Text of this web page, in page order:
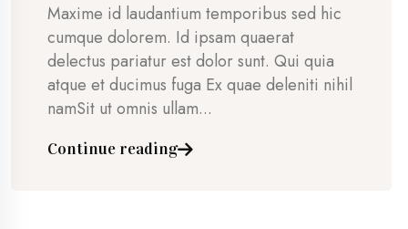
Maxime id laudantium temporibus sed hic
cumque dolorem. Id ipsam quaerat
delectus pariatur est dolor sunt. Qui quia
atque et ducimus fuga Ex quae deleniti nihil
namSit ut omnis ullam...
Continue reading